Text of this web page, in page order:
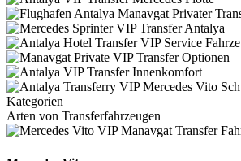
Kategorien
Arten von Transferfahrzeugen